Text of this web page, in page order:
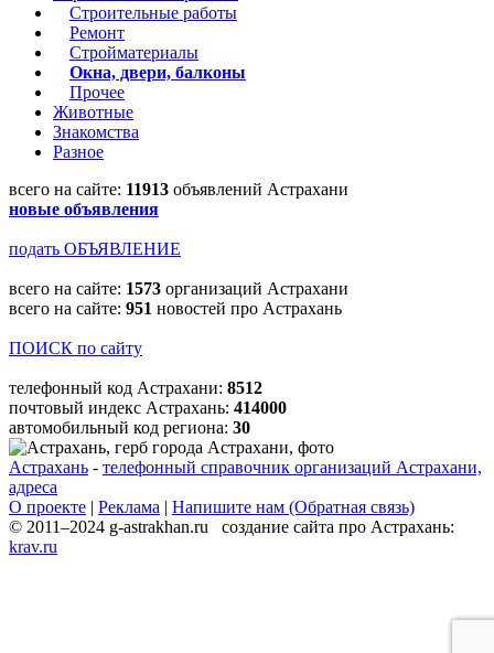
Строительные работы
Ремонт
Стройматериалы
Окна, двери, балконы
Прочее
Животные
Знакомства
Разное
всего на сайте: 11913 объявлений Астрахани
новые объявления
подать ОБЪЯВЛЕНИЕ
всего на сайте: 1573 организаций Астрахани
всего на сайте: 951 новостей про Астрахань
ПОИСК по сайту
телефонный код Астрахани: 8512
почтовый индекс Астрахань: 414000
автомобильный код региона: 30
Астрахань - телефонный справочник организаций Астрахани,
адреса
О проекте | Реклама | Напишите нам (Обратная связь)
© 2011–2024 g-astrakhan.ru создание сайта про Астрахань:
krav.ru